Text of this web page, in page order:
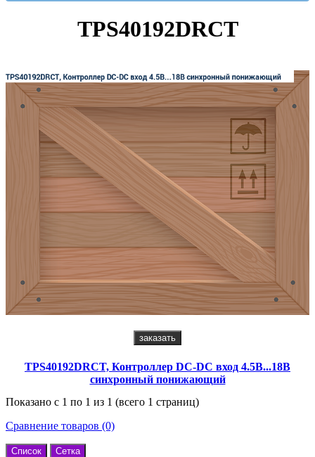
TPS40192DRCT
заказать
TPS40192DRCT, Контроллер DC-DC вход 4.5В...18В
синхронный понижающий
Показано с 1 по 1 из 1 (всего 1 страниц)
Сравнение товаров (0)
Список Сетка